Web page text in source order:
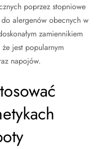
poprzez stopniowe
alergenów obecnych w
zamiennikiem
jest popularnym
napojów.